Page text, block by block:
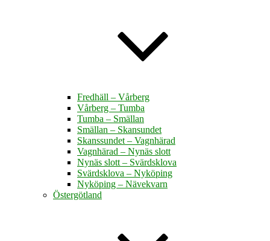
Fredhäll – Vårberg
Vårberg – Tumba
Tumba – Smällan
Smällan – Skansundet
Skanssundet – Vagnhärad
Vagnhärad – Nynäs slott
Nynäs slott – Svärdsklova
Svärdsklova – Nyköping
Nyköping – Nävekvarn
Östergötland